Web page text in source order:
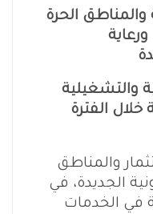
الحرة
ورعاية
والتشغيلية
خلال الفترة
والمناطق
الجديدة، في
في الخدمات